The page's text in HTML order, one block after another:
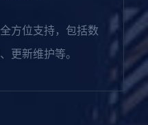
方位支持，包括数
更新维护等。